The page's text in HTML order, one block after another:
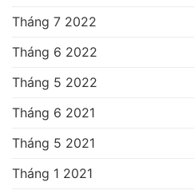
Tháng 7 2022
Tháng 6 2022
Tháng 5 2022
Tháng 6 2021
Tháng 5 2021
Tháng 1 2021